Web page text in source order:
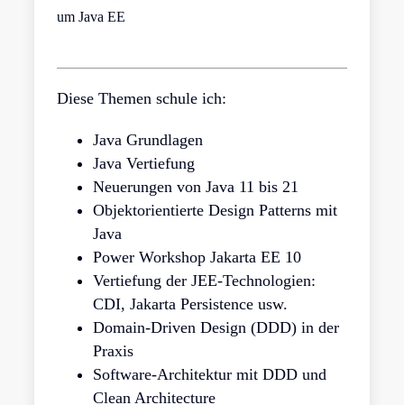
um Java EE
Diese Themen schule ich:
Java Grundlagen
Java Vertiefung
Neuerungen von Java 11 bis 21
Objektorientierte Design Patterns mit
Java
Power Workshop Jakarta EE 10
Vertiefung der JEE-Technologien:
CDI, Jakarta Persistence usw.
Domain-Driven Design (DDD) in der
Praxis
Software-Architektur mit DDD und
Clean Architecture